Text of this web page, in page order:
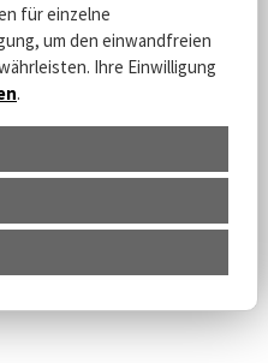
für einzelne
um den einwandfreien
Ihre Einwilligung
.